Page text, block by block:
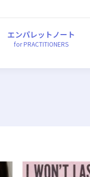
エンパレットノート
for PRACTITIONERS
エンパレットノート